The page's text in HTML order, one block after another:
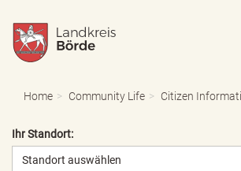
Home Community Life Citizen
Ihr Standort:
Standort auswählen